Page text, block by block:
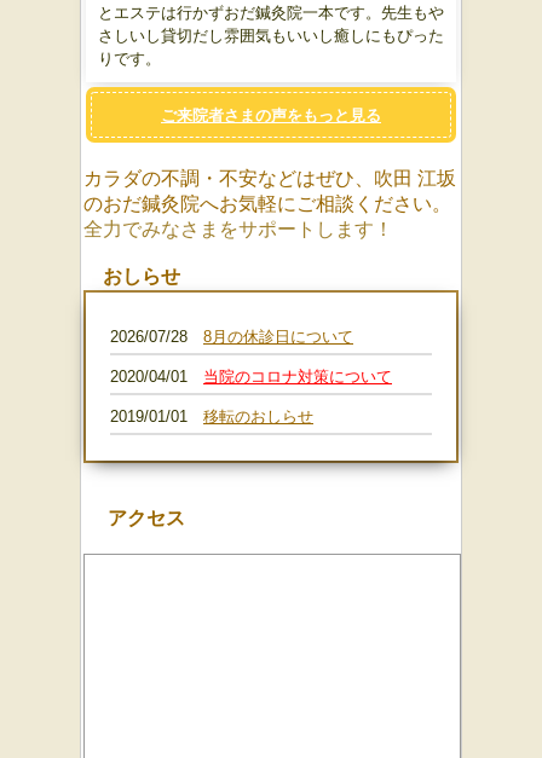
とエステは行かずおだ鍼灸院一本です。先生もや
さしいし貸切だし雰囲気もいいし癒しにもぴった
りです。
ご来院者さまの声をもっと見る
カラダの不調・不安などはぜひ、吹田 江坂
のおだ鍼灸院へお気軽にご相談ください。
全力でみなさまをサポートします！
おしらせ
2026/07/28 8月の休診日 について
2020/04/01 当院のコロナ対策について
2019/01/01 移転のおしらせ
アクセス